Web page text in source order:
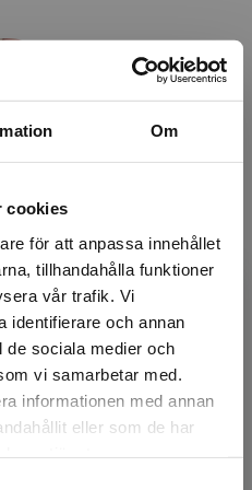
Om
cookies
för att anpassa innehållet
tillhandahålla funktioner
vår trafik. Vi
identifierare och annan
de sociala medier och
vi samarbetar med.
informationen med annan
eller som de har
enhet utanför Sverige.
och
bor numera i USA.